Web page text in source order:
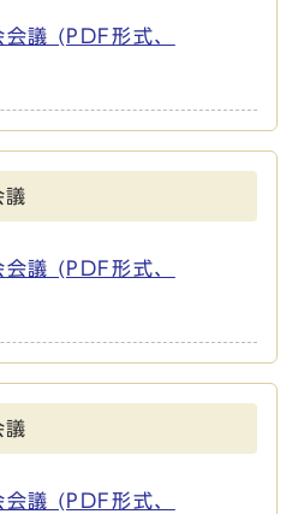
議 (PDF形式、
議
議 (PDF形式、
議
議 (PDF形式、